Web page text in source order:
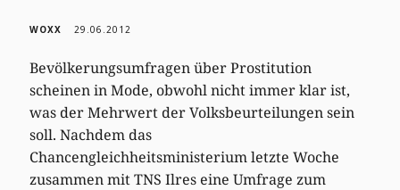
WOXX 29.06.2012
Bevölkerungsumfragen über Prostitution
scheinen in Mode, obwohl nicht immer klar ist,
was der Mehrwert der Volksbeurteilungen sein
soll. Nachdem das
Chancengleichheitsministerium letzte Woche
zusammen mit TNS Ilres eine Umfrage zum